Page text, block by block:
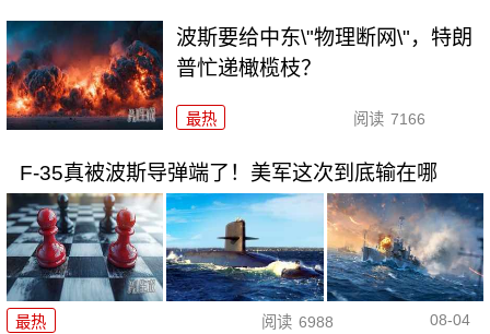
波斯要给中东\"物理断网\"，特朗
普忙递橄榄枝？
最热 阅读 7166
F-35真被波斯导弹端了！美军这次到底输在哪
最热 阅读 6988 08-04